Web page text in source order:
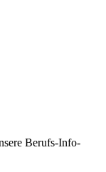
Berufs-Info-